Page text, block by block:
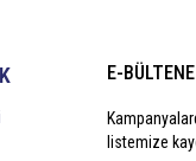
E-
listemize